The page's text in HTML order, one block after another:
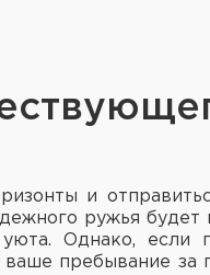
и
ружья
Однако, если
пребывание за